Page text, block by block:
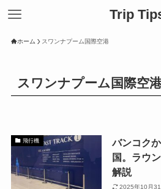
Trip
ホーム スワンナプーム国際空港
スワンナプーム国際空
飛行機
バンコク
国。ラウ
解説
2025年10月31